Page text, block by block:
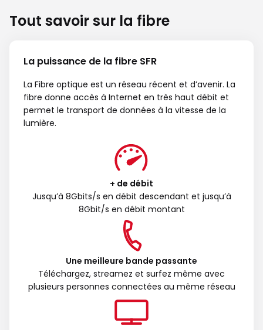
Tout savoir sur la fibre
La puissance de la fibre SFR
La Fibre optique est un réseau récent et d’avenir. La
fibre donne accès à Internet en très haut débit et
permet le transport de données à la vitesse de la
lumière.
+ de débit
Jusqu’à 8Gbits/s en débit descendant et jusqu’à
8Gbit/s en débit montant
Une meilleure bande passante
Téléchargez, streamez et surfez même avec
plusieurs personnes connectées au même réseau